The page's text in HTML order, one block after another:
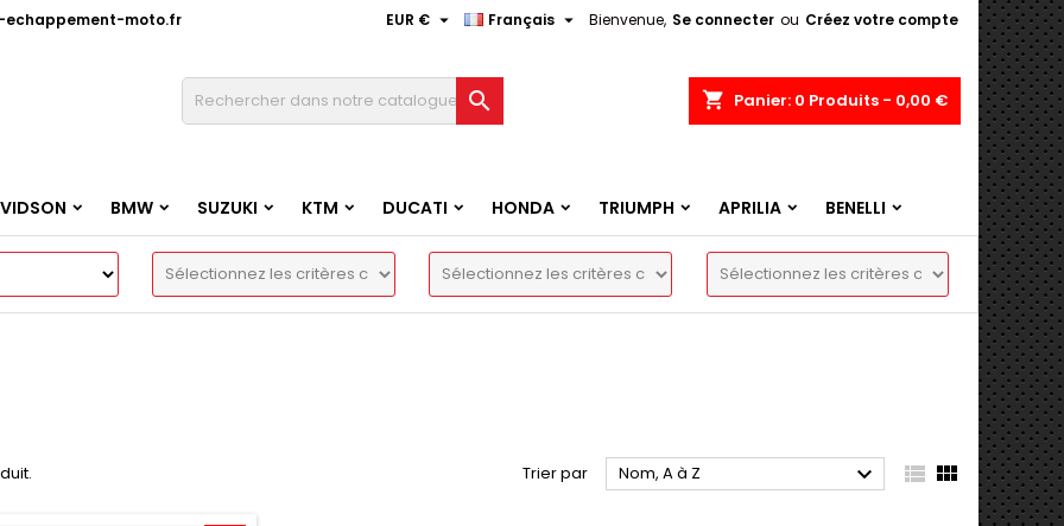
echappement-moto.fr Bienvenue, Se connecter ou Créez votre compte
Français 
EUR € 
 shopping_cart Panier: 0 Produits - 0,00 €
BMW SUZUKI KTM DUCATI HONDA TRIUMPH APRILIA BENELLI
Trier par Nom, A à Z   